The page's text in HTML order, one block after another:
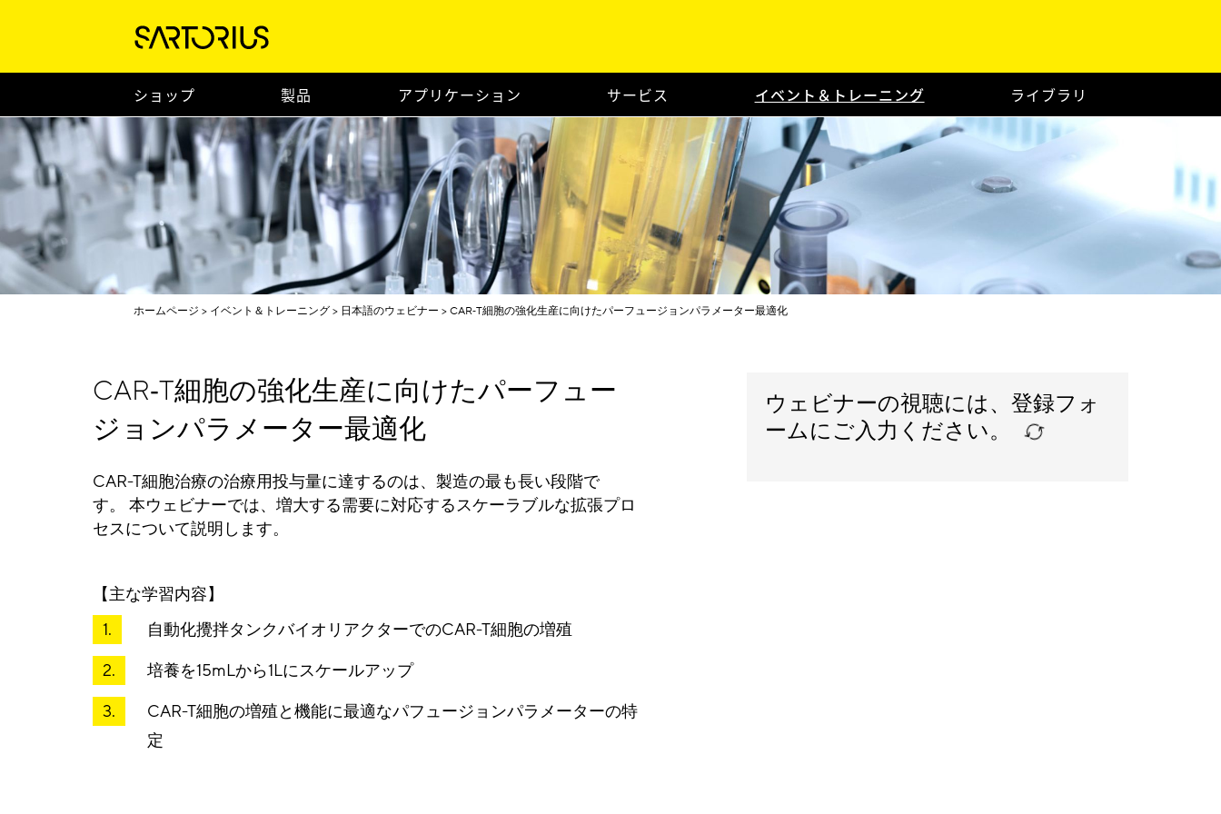
ショップ 製品 アプリケーション サービス イベント＆トレーニング ライブラリ
ホームページ イベント＆トレーニング 日本語のウェビナー CAR‑T細胞の強化生産に向けたパーフュージョンパラメーター最適化
CAR‑T細胞の強化生産に向けたパーフュー
ジョンパラメーター最適化
CAR-T細胞治療の治療用投与量に達するのは、製造の最も長い段階で
す。 本ウェビナーでは、増大する需要に対応するスケーラブルな拡張プロ
セスについて説明します。
【主な学習内容】
自動化攪拌タンクバイオリアクターでのCAR-T細胞の増殖
培養を15mLから1Lにスケールアップ
CAR-T細胞の増殖と機能に最適なパフュージョンパラメーターの特
定
ウェビナーの視聴には、登録フォ
ームにご入力ください。